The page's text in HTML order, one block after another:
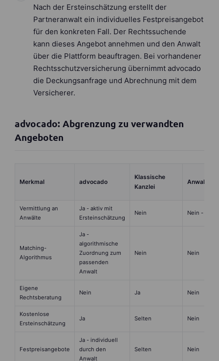
Nach der Ersteinschätzung erstellt der
Partneranwalt ein individuelles Festpreisangebot
für den konkreten Fall. Der Rechtssuchende
kann dieses Angebot annehmen und den Anwalt
über die Plattform beauftragen. Bei vorhandener
Rechtsschutzversicherung übernimmt advocado
die Deckungsanfrage und Abrechnung mit dem
Versicherer.
advocado: Abgrenzung zu verwandten
Angeboten
Merkmal advocado
Klassische
Kanzlei
Vermittlung an
Anwälte
Ja - aktiv mit
Ersteinschätzung
Nein Nein - nur
Matching-
Algorithmus
Ja -
algorithmische
Zuordnung zum
passenden
Anwalt
Nein Nein
Eigene
Rechtsberatung
Nein Ja Nein
Kostenlose
Ersteinschätzung
Ja Selten Nein
Festpreisangebote
Ja - individuell
durch den
Anwalt
Selten Nein